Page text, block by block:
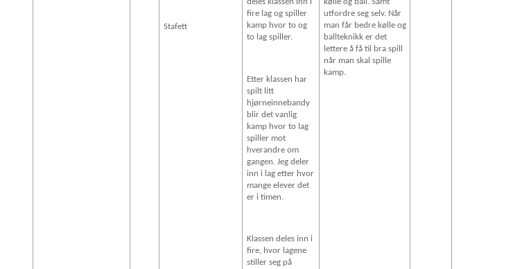
Stafett
deles klassen inn i
fire lag og spiller
kamp hvor to og
to lag spiller.
Etter klassen har
spilt litt
hjørneinnebandy
blir det vanlig
kamp hvor to lag
spiller mot
hverandre om
gangen. Jeg deler
inn i lag etter hvor
mange elever det
er i timen.
Klassen deles inn i
fire, hvor lagene
stiller seg på
kølle og ball. Samt
utfordre seg selv. Når
man får bedre kølle og
ballteknikk er det
lettere å få til bra spill
når man skal spille
kamp.